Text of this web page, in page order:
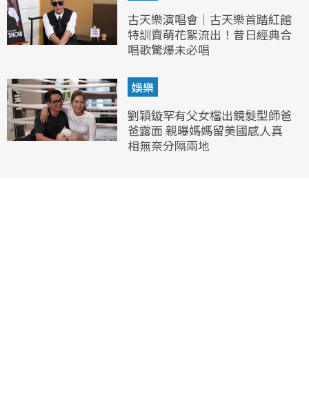
古天樂演唱會｜古天樂首踏紅館
特訓賣萌花絮流出！昔日經典合
唱歌驚爆未必唱
娛樂
劉穎鏇罕有父女檔出鏡髮型師爸
爸露面 親曝媽媽留美國感人真
相無奈分隔兩地